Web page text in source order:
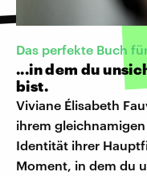
Das perfekte Buch
...in dem du
bist.
Viviane Élisabeth
ihrem
Identität ihrer
Moment, in dem du